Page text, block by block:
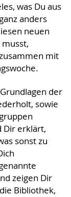
was Du aus
anders
neuen
mit
der
sowie
Dir erklärt,
sonst zu
zeigen Dir
Bibliothek,